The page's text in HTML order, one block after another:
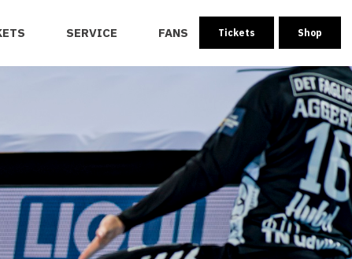
SERVICE FANS Tickets Shop